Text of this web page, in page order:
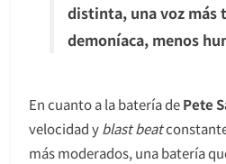
distinta, una voz más
demoníaca, menos
En cuanto a la batería dePete
velocidad yblast beat
más moderados, una batería